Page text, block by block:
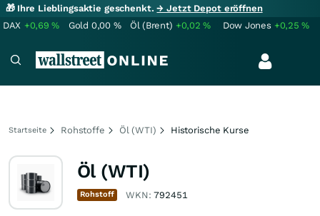
🎁 Ihre Lieblingsaktie geschenkt.→ Jetzt Depot eröffnen
DAX +0,69% Gold 0,00 % Öl (Brent) +0,02% Dow Jones +0,25%
Startseite Rohstoffe Öl (WTI) Historische Kurse
Öl (WTI)
Rohstoff WKN:792451